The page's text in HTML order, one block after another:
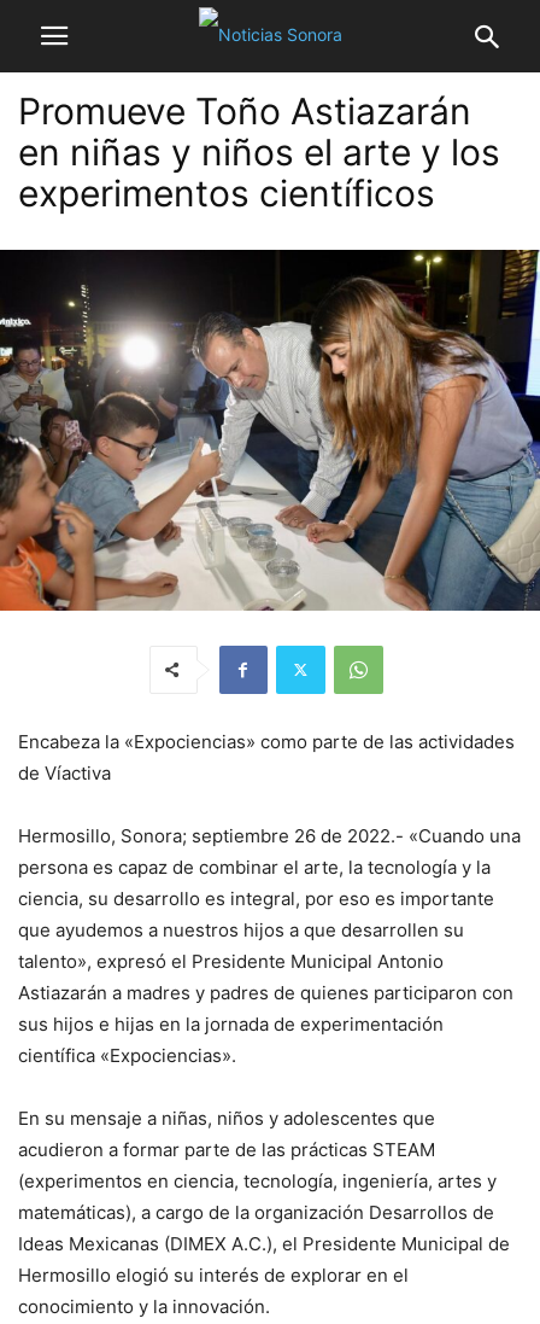
Promueve Toño Astiazarán
en niñas y niños el arte y los
experimentos científicos
Encabeza la «Expociencias» como parte de las actividades
de Víactiva
Hermosillo, Sonora; septiembre 26 de 2022.- «Cuando una
persona es capaz de combinar el arte, la tecnología y la
ciencia, su desarrollo es integral, por eso es importante
que ayudemos a nuestros hijos a que desarrollen su
talento», expresó el Presidente Municipal Antonio
Astiazarán a madres y padres de quienes participaron con
sus hijos e hijas en la jornada de experimentación
científica «Expociencias».
En su mensaje a niñas, niños y adolescentes que
acudieron a formar parte de las prácticas STEAM
(experimentos en ciencia, tecnología, ingeniería, artes y
matemáticas), a cargo de la organización Desarrollos de
Ideas Mexicanas (DIMEX A.C.), el Presidente Municipal de
Hermosillo elogió su interés de explorar en el
conocimiento y la innovación.